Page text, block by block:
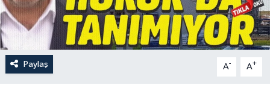
Paylaş A- A+